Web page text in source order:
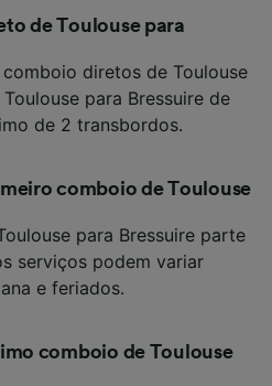
de Toulouse para
diretos de Toulouse
para Bressuire de
de 2 transbordos.
comboio de Toulouse
para Bressuire parte
serviços podem variar
e feriados.
comboio de Toulouse